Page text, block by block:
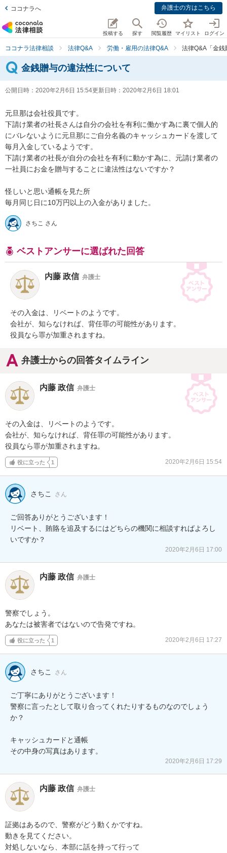
ココナラへ 弁護士の方はこちら
投稿する 探す 閲覧履歴 マイリスト ログイン
ココナラ法律相談 法律Q&A 労働・雇用の法律Q&A 法律Q&A「金
金銭贈与の違法性について
公開日時： 2020年2月6日 15:54更新日時： 2020年2月6日 18:01
元旦那は会社役員です。
下請け業者の社長さんは自分の会社を有利に働かす為に裏で個人的
にバレないように元旦那にご自分名義のキャッシュカードを渡して
毎月入金しているようです。
下請け業者の社長が自分の会社を有利に動かす為に、元請け業者の
一社員にお金を贈与することに違法性はないですか？
怪しいと思い通帳を見た所
毎月同じ日に10万円以上の入金がありました。
さちこ さん
ベストアンサーに選ばれた回答
内藤 政信 弁護士
その入金は、リベートのようです。
会社が、知らなければ、背任罪の可能性があります。
役員なら罪が加重されますね。
弁護士からの回答タイムライン
内藤 政信 弁護士
その入金は、リベートのようです。
会社が、知らなければ、背任罪の可能性があります。
役員なら罪が加重されますね。
役に立った 1 2020年2月6日 15:54
さちこ さん
ご回答ありがとうございます！
リベート、賄賂を追及するにはどちらの機関に相談すればよろし
いですか？
2020年2月6日 17:00
内藤 政信 弁護士
警察でしょう。
あなたは被害者ではないので告発ですね。
役に立った 1 2020年2月6日 17:27
さちこ さん
ご丁寧にありがとうございます！
警察に言ったとして取り合ってくれたりするものなのでしょう
か？
キャッシュカードと通帳
その中身の写真はあります。
2020年2月6日 17:29
内藤 政信 弁護士
証拠はあるので、警察がどう動くかですね。
動きを見てください。
対処しないなら、本部に話を持って行って